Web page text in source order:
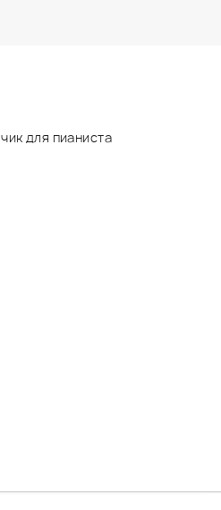
для пианиста